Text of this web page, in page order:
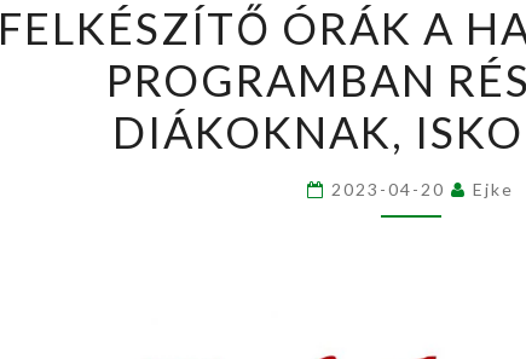
ÓRÁK
A
FELKÉSZÍTŐ ÓRÁK A
PROGRAMBAN
DIÁKOKNAK,
2023-04-20 Ejke